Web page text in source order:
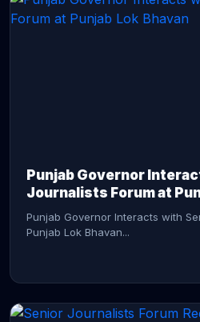
Punjab Governor
Journalists Forum at
Punjab Governor Interacts with
Punjab Lok Bhavan...